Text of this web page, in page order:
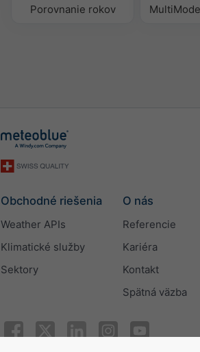
Porovnanie rokov
Obchodné riešenia
Weather APIs
Klimatické služby
Sektory
O nás
Referencie
Kariéra
Kontakt
Spätná väzba